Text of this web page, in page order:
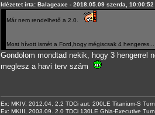
Idézetet írta: Balageaxe - 2018.05.09 szerda, 10:00:52
Már nem rendelhető a 2.0.
Most hívott ismét a Ford,hogy mégiscsak 4
Gondolom mondtad nekik, hogy 3 hengerrel
meglesz a havi terv szám
Ex: MKIV, 2012.04. 2.2 TDCi aut. 200LE Titanium-S
Ex: MKIII, 2003.09. 2.0 TDCi 130LE Ghia-Executive